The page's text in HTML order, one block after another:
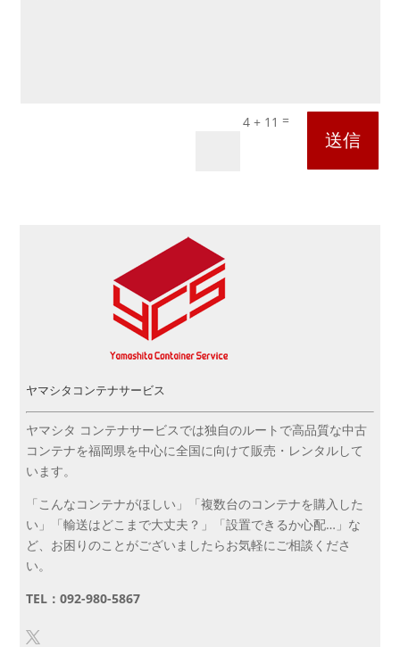
4 + 11 =
送信
ヤマシタコンテナサービス
ヤマシタ コンテナサービスでは独自のルートで高品質な中古
コンテナを福岡県を中心に全国に向けて販売・レンタルして
います。
「こんなコンテナがほしい」「複数台のコンテナを購入した
い」「輸送はどこまで大丈夫？」「設置できるか心配…」な
ど、お困りのことがございましたらお気軽にご相談くださ
い。
TEL：092-980-5867